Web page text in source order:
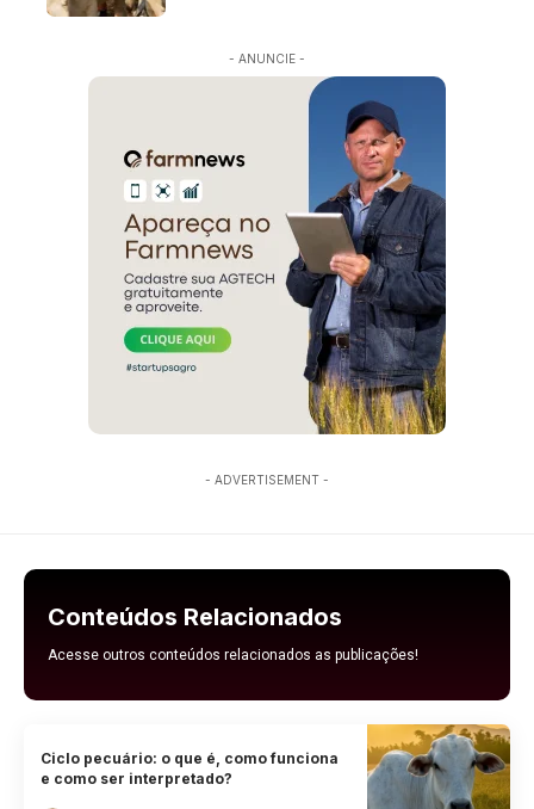
- ANUNCIE -
- ADVERTISEMENT -
Conteúdos Relacionados
Acesse outros conteúdos relacionados as publicações!
Ciclo pecuário: o que é, como funciona
e como ser interpretado?